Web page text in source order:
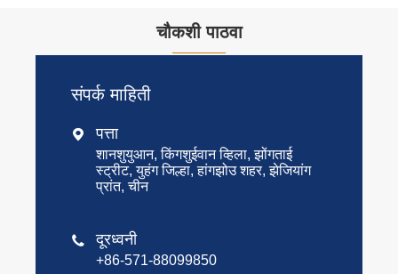
चौकशी पाठवा
संपर्क माहिती
 पत्ता
शानशुयुआन, किंगशुईवान व्हिला, झोंगताई
स्ट्रीट, युहंग जिल्हा, हांगझोउ शहर, झेजियांग
प्रांत, चीन
 दूरध्वनी
+86-571-88099850